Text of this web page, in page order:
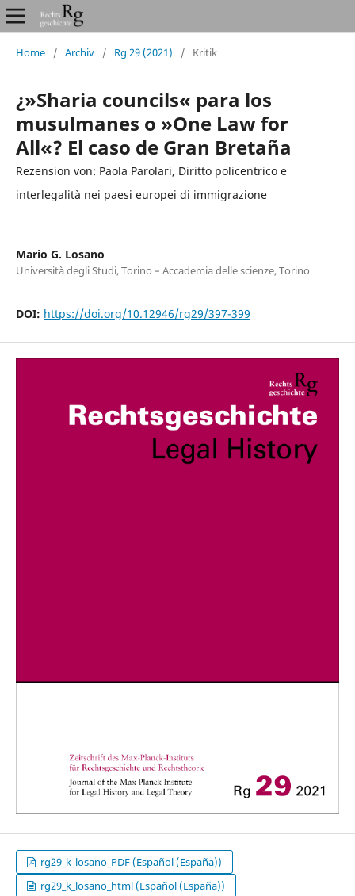
Home / Archiv / Rg 29 (2021) / Kritik
¿»Sharia councils« para los
musulmanes o »One Law for
All«? El caso de Gran Bretaña
Rezension von: Paola Parolari, Diritto policentrico e
interlegalità nei paesi europei di immigrazione
Mario G. Losano
Università degli Studi, Torino – Accademia delle scienze, Torino
DOI: https://doi.org/10.12946/rg29/397-399
rg29_k_losano_PDF (Español (España))
rg29_k_losano_html (Español (España))